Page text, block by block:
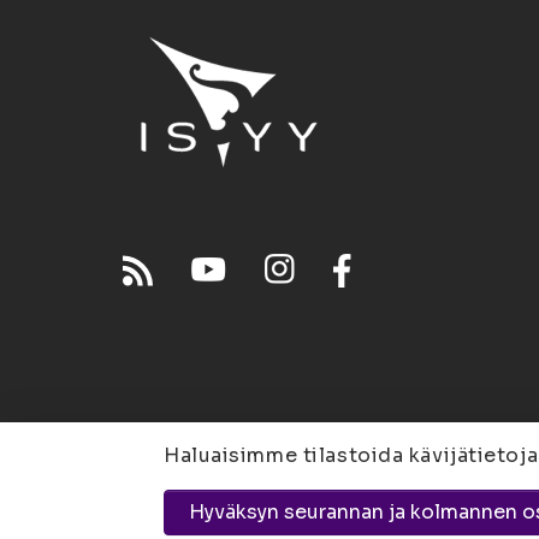
Joensuu
Haluaisimme tilastoida
Hyväksyn seurannan ja kolmannen